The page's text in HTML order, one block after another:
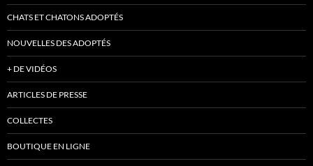
CHATS ET CHATONS ADOPTÉS
NOUVELLES DES ADOPTÉS
+ DE VIDÉOS
ARTICLES DE PRESSE
COLLECTES
BOUTIQUE EN LIGNE